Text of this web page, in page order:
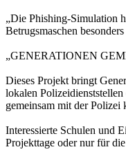
„Die Phishing-Simulation
Betrugsmaschen
„GENERATIONEN
Dieses Projekt bringt
lokalen
gemeinsam mit der Polizei
Interessierte Schulen und
Projekttage oder nur für